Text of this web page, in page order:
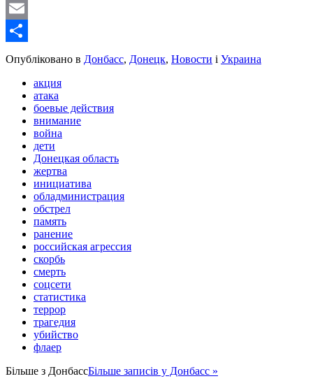
WordPress
Email
Share
Опубліковано в Донбасс, Донецк, Новости і Украина
акция
атака
боевые действия
внимание
война
дети
Донецкая область
жертва
инициатива
обладминистрация
обстрел
память
ранение
российская агрессия
скорбь
смерть
соцсети
статистика
террор
трагедия
убийство
флаер
Більше з ДонбассБільше записів у Донбасс »